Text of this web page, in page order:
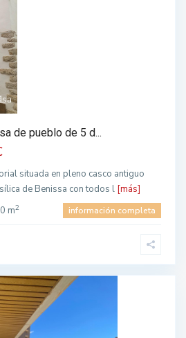
de pueblo de 5 d...
situada en pleno casco antiguo
de Benissa con todos l [más]
m2 información completa